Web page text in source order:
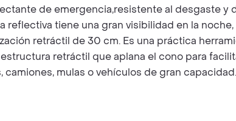
de emergencia,resistente al desgaste
tiene una gran visibilidad en la
retráctil de 30 cm. Es una práctica
retráctil que aplana el cono para
mulas o vehículos de gran